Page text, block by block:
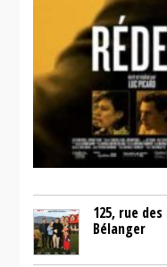
125, rue
Bélanger